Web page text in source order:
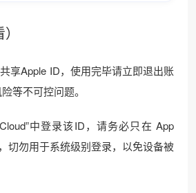
享Apple ID，使用完毕请立即退出账
等不可控问题。
中登录该ID，请务必只在 App
切勿用于系统级别登录，以免设备被